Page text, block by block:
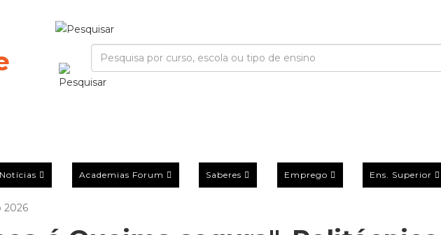
Notícias Academias Forum Saberes Emprego Ens. Superior
2026